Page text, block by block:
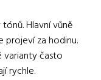
Hlavní vůně
projeví za hodinu.
varianty často
rychle.